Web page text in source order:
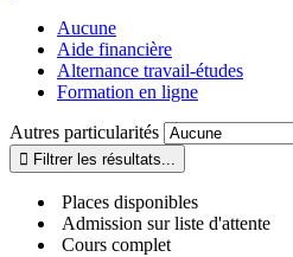
Aucune
Aide financière
Alternance travail-études
Formation en ligne
Autres particularités
Places disponibles
Admission sur liste d'attente
Cours complet